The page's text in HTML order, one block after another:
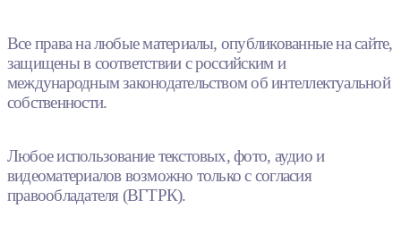
Все права на любые материалы, опубликованные на сайте,
защищены в соответствии с российским и
международным законодательством об интеллектуальной
собственности.
Любое использование текстовых, фото, аудио и
видеоматериалов возможно только с согласия
правообладателя (ВГТРК).